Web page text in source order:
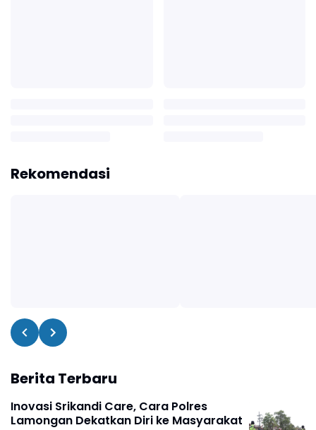
Rekomendasi
Berita Terbaru
Inovasi Srikandi Care, Cara Polres
Lamongan Dekatkan Diri ke Masyarakat